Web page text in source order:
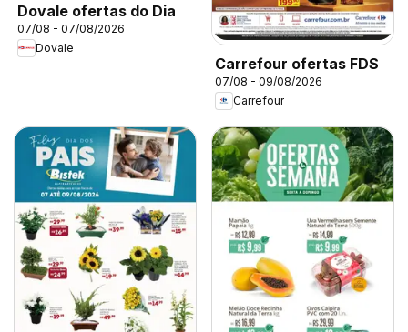
Dovale ofertas do Dia
07/08 - 07/08/2026
Dovale
Carrefour ofertas FDS
07/08 - 09/08/2026
Carrefour